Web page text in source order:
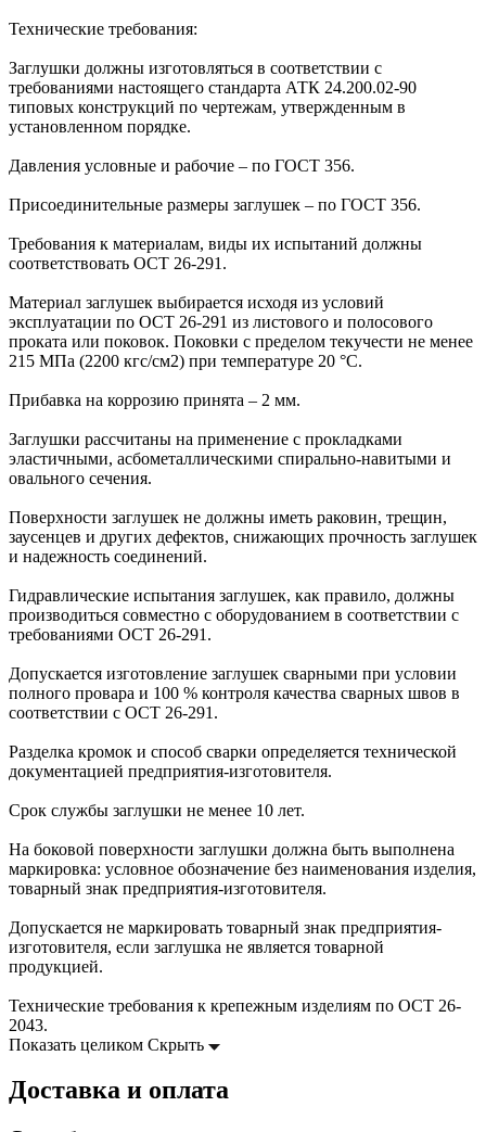
Технические требования:
Заглушки должны изготовляться в соответствии с
требованиями настоящего стандарта АТК 24.200.02-90
типовых конструкций по чертежам, утвержденным в
установленном порядке.
Давления условные и рабочие – по ГОСТ 356.
Присоединительные размеры заглушек – по ГОСТ 356.
Требования к материалам, виды их испытаний должны
соответствовать ОСТ 26-291.
Материал заглушек выбирается исходя из условий
эксплуатации по ОСТ 26-291 из листового и полосового
проката или поковок. Поковки с пределом текучести не менее
215 МПа (2200 кгс/см2) при температуре 20 °С.
Прибавка на коррозию принята – 2 мм.
Заглушки рассчитаны на применение с прокладками
эластичными, асбометаллическими спирально-навитыми и
овального сечения.
Поверхности заглушек не должны иметь раковин, трещин,
заусенцев и других дефектов, снижающих прочность заглушек
и надежность соединений.
Гидравлические испытания заглушек, как правило, должны
производиться совместно с оборудованием в соответствии с
требованиями ОСТ 26-291.
Допускается изготовление заглушек сварными при условии
полного провара и 100 % контроля качества сварных швов в
соответствии с ОСТ 26-291.
Разделка кромок и способ сварки определяется технической
документацией предприятия-изготовителя.
Срок службы заглушки не менее 10 лет.
На боковой поверхности заглушки должна быть выполнена
маркировка: условное обозначение без наименования изделия,
товарный знак предприятия-изготовителя.
Допускается не маркировать товарный знак предприятия-
изготовителя, если заглушка не является товарной
продукцией.
Технические требования к крепежным изделиям по ОСТ 26-
2043.
Показать целиком Скрыть
Доставка и оплата